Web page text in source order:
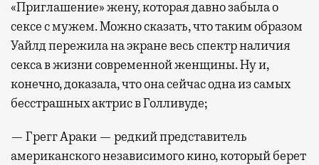
«Приглашение» жену, которая давно забыла о
сексе с мужем. Можно сказать, что таким образом
Уайлд пережила на экране весь спектр наличия
секса в жизни современной женщины. Ну и,
конечно, доказала, что она сейчас одна из самых
бесстрашных актрис в Голливуде;
— Грегг Араки — редкий представитель
американского независимого кино, который берет